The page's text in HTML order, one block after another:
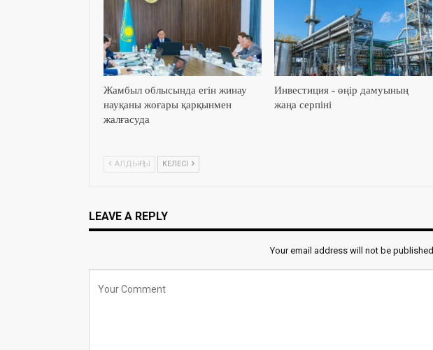
Жамбыл облысында егін жинау
науқаны жоғары қарқынмен
жалғасуда
Инвестиция – өңір дамуының
жаңа серпіні
АЛДЫҢҒЫ КЕЛЕСІ
LEAVE A REPLY
Your email address will not be published.